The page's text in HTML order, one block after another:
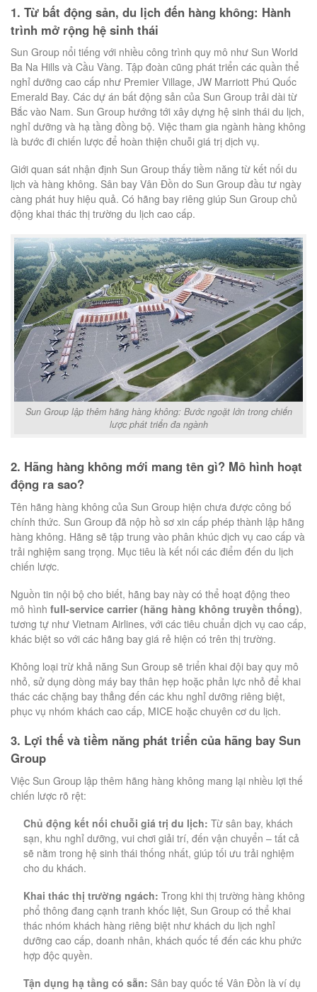
1. Từ bất động sản, du lịch đến hàng không: Hành
trình mở rộng hệ sinh thái
Sun Group nổi tiếng với nhiều công trình quy mô như Sun World
Ba Na Hills và Cầu Vàng. Tập đoàn cũng phát triển các quần thể
nghỉ dưỡng cao cấp như Premier Village, JW Marriott Phú Quốc
Emerald Bay. Các dự án bất động sản của Sun Group trải dài từ
Bắc vào Nam. Sun Group hướng tới xây dựng hệ sinh thái du lịch,
nghỉ dưỡng và hạ tầng đồng bộ. Việc tham gia ngành hàng không
là bước đi chiến lược để hoàn thiện chuỗi giá trị dịch vụ.
Giới quan sát nhận định Sun Group thấy tiềm năng từ kết nối du
lịch và hàng không. Sân bay Vân Đồn do Sun Group đầu tư ngày
càng phát huy hiệu quả. Có hãng bay riêng giúp Sun Group chủ
động khai thác thị trường du lịch cao cấp.
Sun Group lập thêm hãng hàng không: Bước ngoặt lớn trong chiến
lược phát triển đa ngành
2. Hãng hàng không mới mang tên gì? Mô hình hoạt
động ra sao?
Tên hãng hàng không của Sun Group hiện chưa được công bố
chính thức. Sun Group đã nộp hồ sơ xin cấp phép thành lập hãng
hàng không. Hãng sẽ tập trung vào phân khúc dịch vụ cao cấp và
trải nghiệm sang trọng. Mục tiêu là kết nối các điểm đến du lịch
chiến lược.
Nguồn tin nội bộ cho biết, hãng bay này có thể hoạt động theo
mô hình full-service carrier (hãng hàng không truyền thống),
tương tự như Vietnam Airlines, với các tiêu chuẩn dịch vụ cao cấp,
khác biệt so với các hãng bay giá rẻ hiện có trên thị trường.
Không loại trừ khả năng Sun Group sẽ triển khai đội bay quy mô
nhỏ, sử dụng dòng máy bay thân hẹp hoặc phản lực nhỏ để khai
thác các chặng bay thẳng đến các khu nghỉ dưỡng riêng biệt,
phục vụ nhóm khách cao cấp, MICE hoặc chuyên cơ du lịch.
3. Lợi thế và tiềm năng phát triển của hãng bay Sun
Group
Việc Sun Group lập thêm hãng hàng không mang lại nhiều lợi thế
chiến lược rõ rệt:
Chủ động kết nối chuỗi giá trị du lịch: Từ sân bay, khách
sạn, khu nghỉ dưỡng, vui chơi giải trí, đến vận chuyển – tất cả
sẽ nằm trong hệ sinh thái thống nhất, giúp tối ưu trải nghiệm
cho du khách.
Khai thác thị trường ngách: Trong khi thị trường hàng không
phổ thông đang cạnh tranh khốc liệt, Sun Group có thể khai
thác nhóm khách hàng riêng biệt như khách du lịch nghỉ
dưỡng cao cấp, doanh nhân, khách quốc tế đến các khu phức
hợp độc quyền.
Tận dụng hạ tầng có sẵn: Sân bay quốc tế Vân Đồn là ví dụ